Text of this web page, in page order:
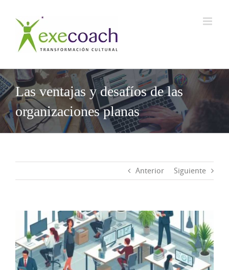
contenido
Las ventajas y desafíos de las
organizaciones planas
Anterior Siguiente
imagen
más
grande